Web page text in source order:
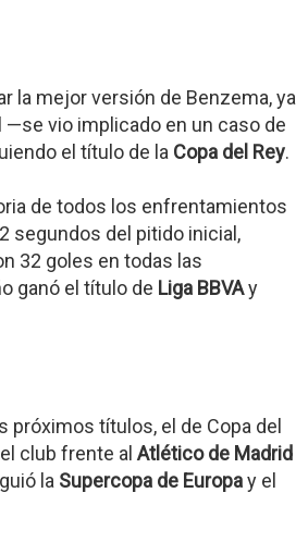
la mejor versión de Benzema, ya
vio implicado en un caso de
el título de la Copa del Rey.
de todos los enfrentamientos
segundos del pitido inicial,
32 goles en todas las
ganó el título de Liga BBVAy
títulos, el de Copa del
club frente al Atlético de Madrid
la Supercopa de Europay el